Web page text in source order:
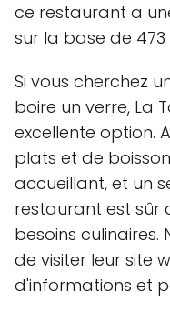
ce restaurant a
sur la base de 473
Si vous cherchez
boire un verre, La
excellente option.
plats et de
accueillant, et un
restaurant est sûr
besoins
de visiter leur site
d'informations et